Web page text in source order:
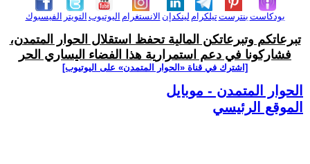
الفيسبوك التويتر اليوتيوب الانستغرام لينكدإن تيلكرامبنترست بودكاست
تبرعاتكم وتبرعاتكن المالية تحفظ استقلال الحوار المتمدن،
فشاركونا في دعم استمرارية هذا الفضاء اليساري الحر
[اشترك في قناة ‫«الحوار المتمدن» على اليوتيوب]
الحوار المتمدن - موبايل
الموقع الرئيسي